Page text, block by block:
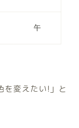
を変えたい!」と